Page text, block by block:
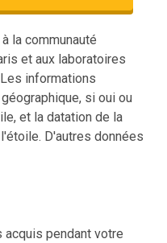
la communauté
et aux laboratoires
informations
si oui ou
et la datation de la
D'autres données
pendant votre